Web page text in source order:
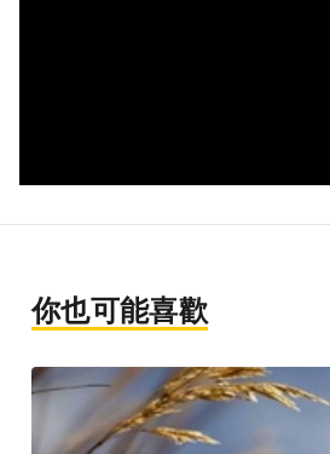
你也可能喜歡